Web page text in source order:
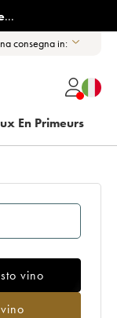
...
consegna in:
En Primeurs
vino